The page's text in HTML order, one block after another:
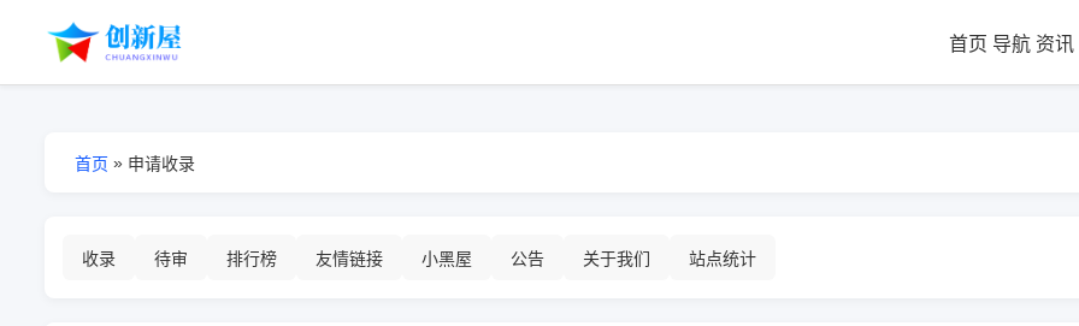
首页 导航 资讯
首页 » 申请收录
收录 待审 排行榜 友情链接 小黑屋 公告 关于我们 站点统计